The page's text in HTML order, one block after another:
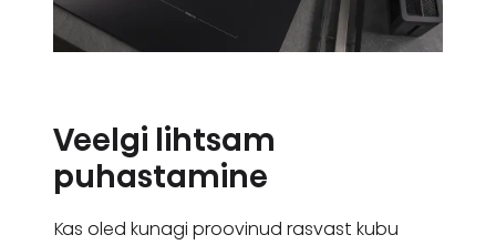
Veelgi lihtsam
puhastamine
Kas oled kunagi proovinud rasvast kubu